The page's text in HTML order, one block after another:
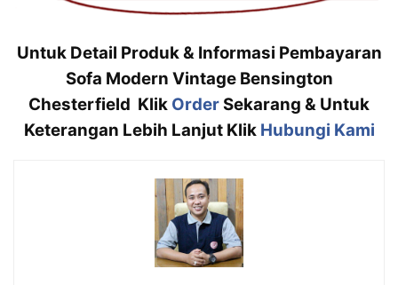
Untuk Detail Produk & Informasi Pembayaran
Sofa Modern Vintage Bensington
Chesterfield Klik OrderSekarang & Untuk
Keterangan Lebih Lanjut Klik Hubungi Kami